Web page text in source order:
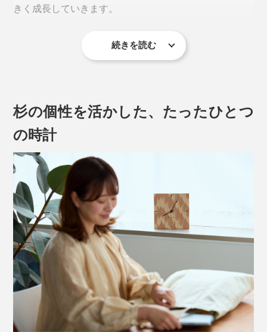
きく成長していきます。
た、私たちの人生のよう。
あなたの大切な人が歩んできた“これまで”を讃えて、“こ
は、きっとふさわしいでしょう。
続きを読む
杉の個性を活かした、たったひとつ
の時計